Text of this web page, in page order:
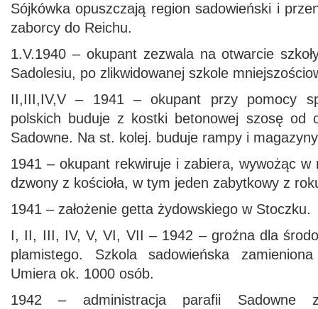
Sójkówka opuszczają region sadowieński i
zaborcy do Reichu.
1.V.1940 – okupant zezwala na otwarcie
Sadolesiu, po zlikwidowanej szkole
II,III,IV,V – 1941 – okupant przy pomocy
polskich buduje z kostki betonowej szosę od
Sadowne. Na st. kolej. buduje rampy i
1941 – okupant rekwiruje i zabiera, wywożąc w
dzwony z kościoła, w tym jeden zabytkowy z
1941 – założenie getta żydowskiego w Stoczku.
I, II, III, IV, V, VI, VII – 1942 – groźna dla
plamistego. Szkola sadowieńska
Umiera ok. 1000 osób.
1942 – administracja parafii Sadowne